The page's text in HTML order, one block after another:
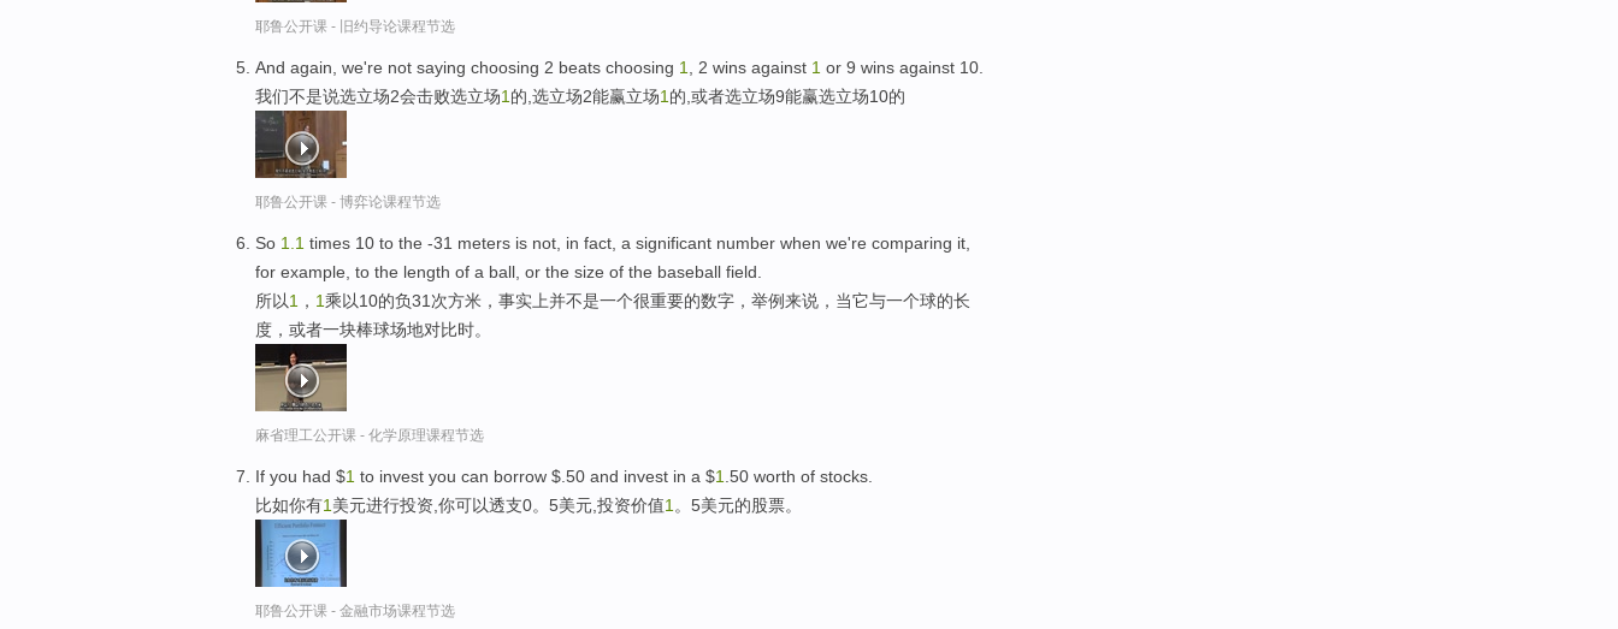
耶鲁公开课 - 旧约导论课程节选
And again, we're not saying choosing 2 beats choosing 1 , 2 wins against 1 or 9 wins against 10.
我们不是说选立场2会击败选立场1 的,选立场2能赢立场1 的,或者选立场9能赢选立场10的
耶鲁公开课 - 博弈论课程节选
So 1. 1 times 10 to the -31 meters is not, in fact, a significant number when we're comparing it,
for example, to the length of a ball, or the size of the baseball field.
所以1 ， 1乘以10的负31次方米，事实上并不是一个很重要的数字，举例来说，当它与一个球的长
度，或者一块棒球场地对比时。
麻省理工公开课 - 化学原理课程节选
If you had $1 to invest you can borrow $.50 and invest in a $1 .50 worth of stocks.
比如你有1 美元进行投资,你可以透支0。5美元,投资价值1 。5美元的股票。
耶鲁公开课 - 金融市场课程节选